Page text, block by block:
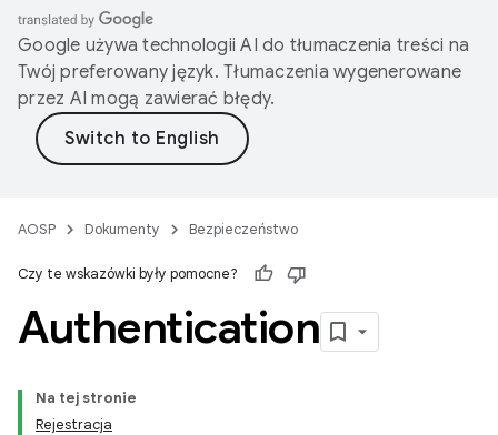
Google używa technologii AI do tłumaczenia treści na
Twój preferowany język. Tłumaczenia wygenerowane
przez AI mogą zawierać błędy.
AOSP Dokumenty Bezpieczeństwo
Czy te wskazówki były pomocne?
Authentication
Na tej stronie
Rejestracja